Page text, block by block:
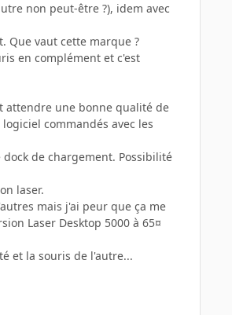
non peut-être ?), idem avec
Que vaut cette marque ?
en complément et c'est
attendre une bonne qualité de
commandés avec les
de chargement. Possibilité
laser.
mais j'ai peur que ça me
Laser Desktop 5000 à 65¤
et la souris de l'autre...